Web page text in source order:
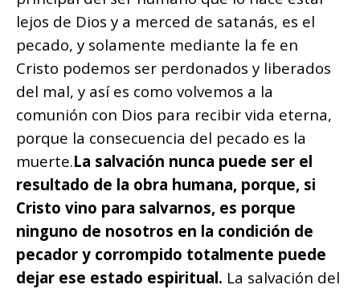
lejos de Dios y a merced de satanás, es el
pecado, y solamente mediante la fe en
Cristo podemos ser perdonados y liberados
del mal, y así es como volvemos a la
comunión con Dios para recibir vida eterna,
porque la consecuencia del pecado es la
muerte.La salvación nunca puede ser el
resultado de la obra humana, porque, si
Cristo vino para salvarnos, es porque
ninguno de nosotros en la condición de
pecador y corrompido totalmente puede
dejar ese estado espiritual. La salvación del